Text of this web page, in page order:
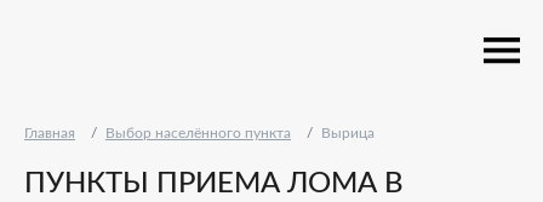
Главная Выбор населённого пункта Вырица
ПУНКТЫ ПРИЕМА ЛОМА В